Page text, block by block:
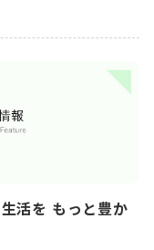
活を もっと豊か